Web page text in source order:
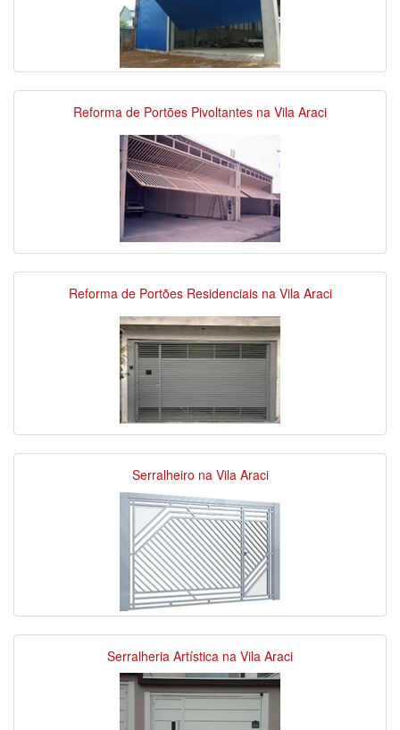
Reforma de Portões Pivoltantes na Vila Araci
Reforma de Portões Residenciais na Vila Araci
Serralheiro na Vila Araci
Serralheria Artística na Vila Araci